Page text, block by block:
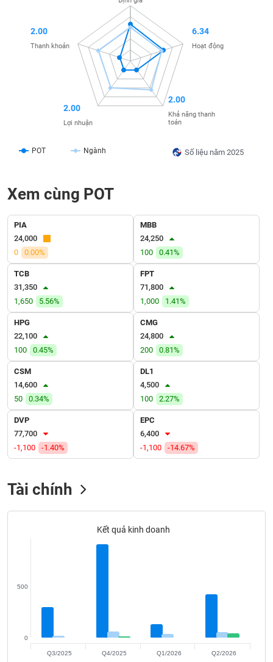
Số liệu năm 2025
POT Ngành
6.34
Hoạt động
2.00
Khả năng thanh
toán
2.00
Lợi nhuận
2.00
Thanh khoản
Xem cùng POT
PIA
24,000
0
0.00%
MBB
24,250
100
0.41%
TCB
31,350
1,650
5.56%
FPT
71,800
1,000
1.41%
HPG
22,100
100
0.45%
CMG
24,800
200
0.81%
CSM
14,600
50
0.34%
DL1
4,500
100
2.27%
DVP
77,700
-1,100
-1.40%
EPC
6,400
-1,100
-14.67%
Tài chính
Kết quả kinh doanh
0
500
Q3/2025 Q4/2025 Q1/2026 Q2/2026
KHỎE
THÔNG
DỊCH
VỤ
TRUYỀN
THÔNG
TIỆN
BẤT
ĐỘNG
Mã
Lãnh
Người liên quan